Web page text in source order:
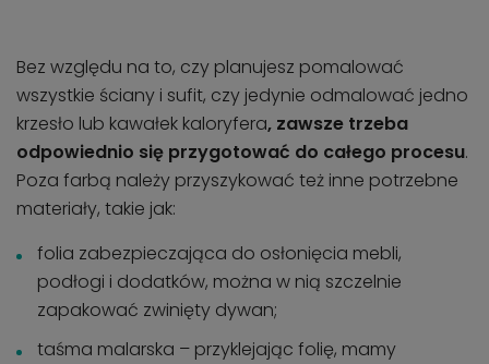
Bez względu na to, czy planujesz pomalować
wszystkie ściany i sufit, czy jedynie odmalować jedno
krzesło lub kawałek kaloryfera, zawsze trzeba
odpowiednio się przygotować do całego procesu.
Poza farbą należy przyszykować też inne potrzebne
materiały, takie jak:
folia zabezpieczająca do osłonięcia mebli,
podłogi i dodatków, można w nią szczelnie
zapakować zwinięty dywan;
taśma malarska – przyklejając folię, mamy